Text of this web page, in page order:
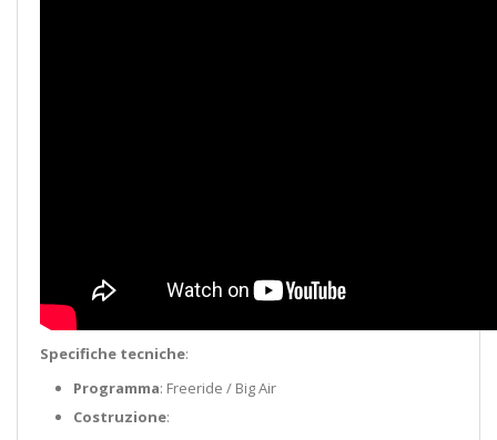
Specifiche tecniche:
Programma: Freeride / BigAir
Costruzione: